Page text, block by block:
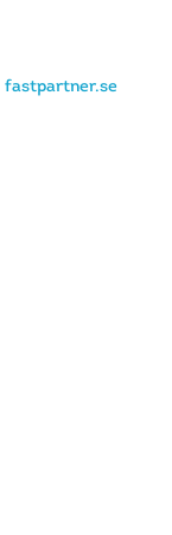
fastpartner.se